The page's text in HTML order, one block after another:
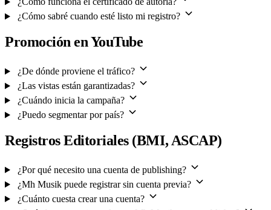
¿Cómo sabré cuando esté listo mi registro?
Promoción en YouTube
¿De dónde proviene el tráfico?
¿Las vistas están garantizadas?
¿Cuándo inicia la campaña?
¿Puedo segmentar por país?
Registros Editoriales (BMI, ASCAP)
¿Por qué necesito una cuenta de publishing?
¿Mh Musik puede registrar sin cuenta previa?
¿Cuánto cuesta crear una cuenta?